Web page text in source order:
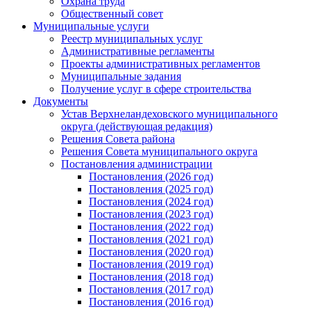
Общественный совет
Муниципальные услуги
Реестр муниципальных услуг
Административные регламенты
Проекты административных регламентов
Муниципальные задания
Получение услуг в сфере строительства
Документы
Устав Верхнеландеховского муниципального
округа (действующая редакция)
Решения Совета района
Решения Совета муниципального округа
Постановления администрации
Постановления (2026 год)
Постановления (2025 год)
Постановления (2024 год)
Постановления (2023 год)
Постановления (2022 год)
Постановления (2021 год)
Постановления (2020 год)
Постановления (2019 год)
Постановления (2018 год)
Постановления (2017 год)
Постановления (2016 год)